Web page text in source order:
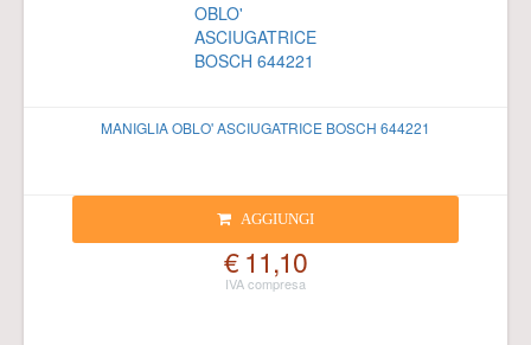
MANIGLIA OBLO' ASCIUGATRICE BOSCH 644221
AGGIUNGI
€ 11,10